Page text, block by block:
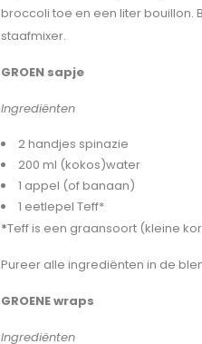
broccoli toe en een liter bouillon.
staafmixer.
GROEN sapje
Ingrediënten
2 handjes spinazie
200 ml (kokos)water
1 appel (of banaan)
1 eetlepel Teff*
*Teff is een graansoort (kleine
Pureer alle ingrediënten in de
GROENE wraps
Ingrediënten